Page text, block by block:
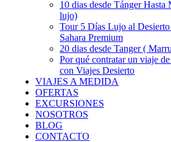
10 dias desde Tánger Hasta
lujo)
Tour 5 Días Lujo al
Sahara Premium
20 dias desde Tanger (
Por qué contratar un viaje
con Viajes Desierto
VIAJES A MEDIDA
OFERTAS
EXCURSIONES
NOSOTROS
BLOG
CONTACTO